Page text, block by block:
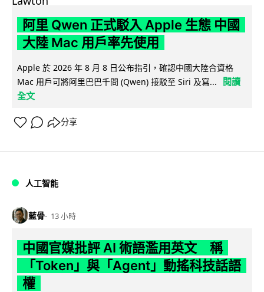
阿里 Qwen 正式駁入 Apple 生態 中國
大陸 Mac 用戶率先使用
Apple 於 2026 年 8 月 8 日公布指引，確認中國大陸合資格
Mac 用戶可將阿里巴巴千問 (Qwen) 接駁至 Siri 及寫...
閱讀
全文
分享
人工智能
藍骨 13 小時
中國官媒批評 AI 術語濫用英文 稱
「Token」與「Agent」動搖科技話語
權